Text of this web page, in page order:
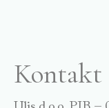
Kontakt